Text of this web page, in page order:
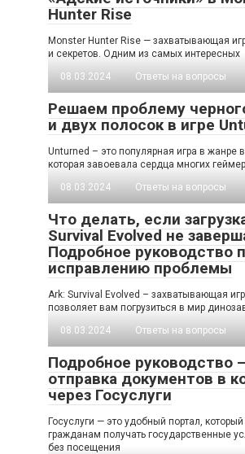
Hunter Rise
Monster Hunter Rise — захватывающая
и секретов. Одним из самых интересных
08.03.2024
Ответы на вопросы
Решаем проблему
и двух полосок в игре
Unturned – это популярная игра в жанре
которая завоевала сердца многих
08.03.2024
Ответы на вопросы
Что делать, если
Survival Evolved не
Подробное руководство
исправлению проблемы
Ark: Survival Evolved – захватывающая
позволяет вам погрузиться в мир
08.03.2024
Ответы на вопросы
Подробное руководство
отправка документов в
через Госуслуги
Госуслуги — это удобный портал,
гражданам получать государственные
без посещения